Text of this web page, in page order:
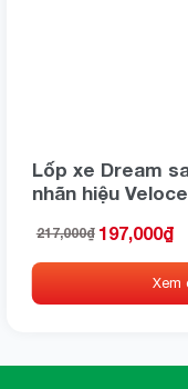
Video hướng
Lốp xe Dream
nhãn hiệu
217,000₫
Giá
là:
197,000₫
Giá
tại
197,000₫.
Xem